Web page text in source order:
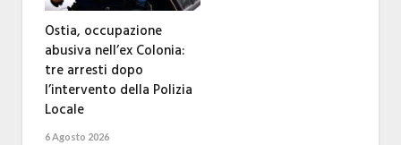
Ostia, occupazione
abusiva nell’ex Colonia:
tre arresti dopo
l’intervento della Polizia
Locale
6 Agosto 2026